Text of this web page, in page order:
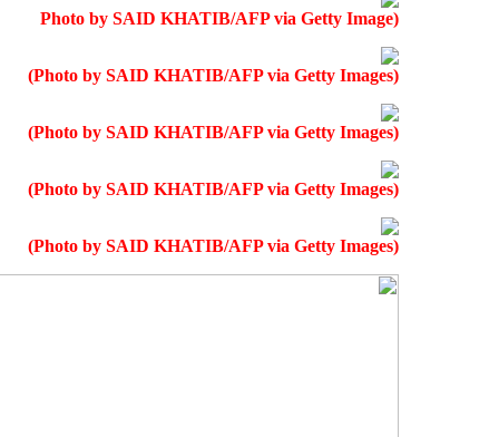
(Photo by SAID KHATIB/AFP via Getty Image
(Photo by SAID KHATIB/AFP via Getty Images
)
(Photo by SAID KHATIB/AFP via Getty Images
)
(Photo by SAID KHATIB/AFP via Getty Images
)
(Photo by SAID KHATIB/AFP via Getty Images
)